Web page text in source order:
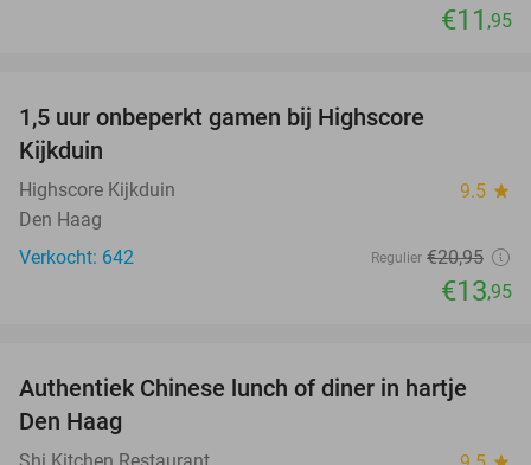
€11 ,95
1,5 uur onbeperkt gamen bij Highscore
Kijkduin
Highscore Kijkduin 9.5 star
Den Haag
Verkocht: 642
Regulier €20,95
€13,95
49%
Authentiek Chinese lunch of diner in hartje
Den Haag